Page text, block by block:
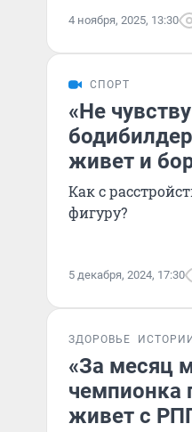
4 ноября, 2025, 13:30
СПОРТ
«Не
живет и
Как с
фигуру?
5 декабря, 2024, 17:30
ЗДОРОВЬЕ ИСТОРИИ
«За месяц
чемпионка
живет с